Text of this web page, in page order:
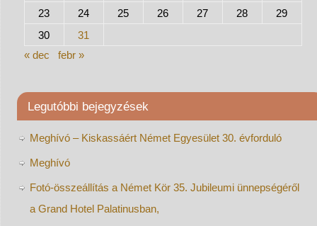
23
24 25 26 27 28
29
30
31
« dec
febr »
Legutóbbi bejegyzések
Meghívó – Kiskassáért Német Egyesület 30. évforduló
Meghívó
Fotó-összeállítás a Német Kör 35. Jubileumi ünnepségéről
a Grand Hotel Palatinusban,